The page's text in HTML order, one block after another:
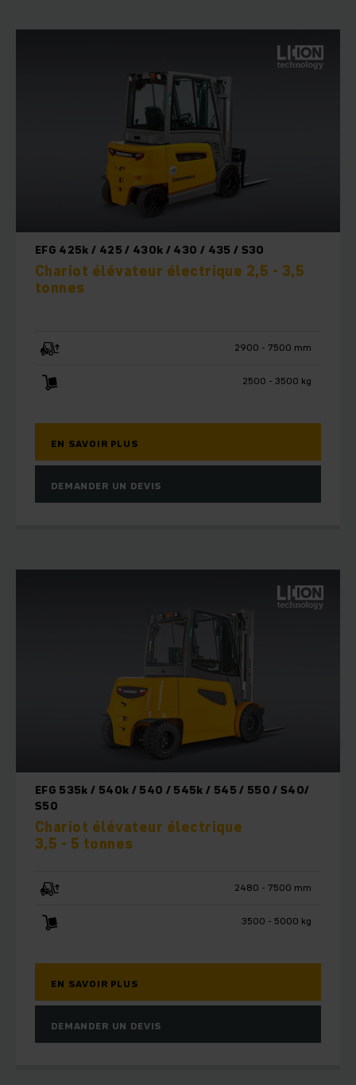
EFG 425k / 425 / 430k / 430 / 435 / S30
Chariot élévateur électrique 2,5 - 3,5
tonnes
2900 - 7500 mm
2500 - 3500 kg
EN SAVOIR PLUS
DEMANDER UN DEVIS
EFG 535k / 540k / 540 / 545k / 545 / 550 / S40/
S50
Chariot élévateur électrique
3,5 - 5 tonnes
2480 - 7500 mm
3500 - 5000 kg
EN SAVOIR PLUS
DEMANDER UN DEVIS